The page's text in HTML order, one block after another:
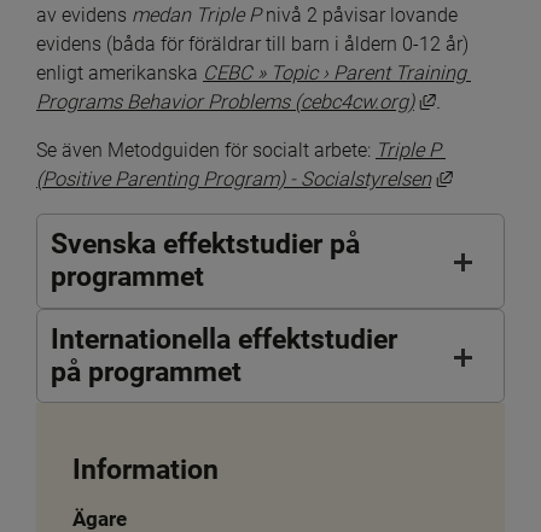
av evidens medan Triple P nivå 2 påvisar lovande
evidens (båda för föräldrar till barn i åldern 0-12 år)
enligt amerikanska CEBC » Topic › Parent Training
Programs Behavior Problems (cebc4cw.org)
Länk till
.
Se även Metodguiden för socialt arbete: Triple P
(Positive Parenting Program) - Socialstyrelsen
Länk till
Svenska effektstudier på
programmet
Internationella effektstudier
på programmet
Information
Ägare